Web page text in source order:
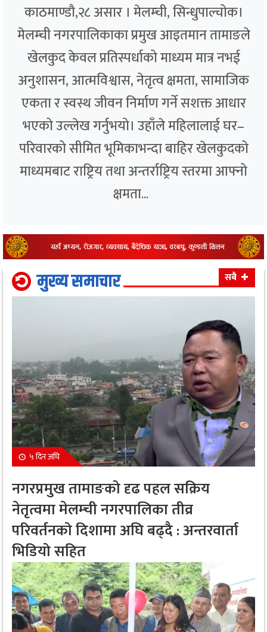
काठमाण्डौ,२८ असार । मेलम्ची, सिन्धुपाल्चोक।
मेलम्ची नगरपालिकाका प्रमुख आइतमान तामाङले
खेलकुद केवल प्रतिस्पर्धाको माध्यम मात्र नभई
अनुशासन, आत्मविश्वास, नेतृत्व क्षमता, सामाजिक
एकता र स्वस्थ जीवन निर्माण गर्ने सशक्त आधार
भएको उल्लेख गर्नुभयो। उहाँले महिलालाई घर–
परिवारको सीमित भूमिकाभन्दा बाहिर खेलकुदको
माध्यमबाट राष्ट्रिय तथा अन्तर्राष्ट्रिय स्तरमा आफ्नो
क्षमता...
मुख्य समाचार सबै
५ दिन अघि
नगरप्रमुख तामाङको दृढ पहल सक्रिय
नेतृत्वमा मेलम्ची नगरपालिका तीव्र
परिवर्तनको दिशामा अघि बढ्दै : अन्तरवार्ता
भिडियो सहित